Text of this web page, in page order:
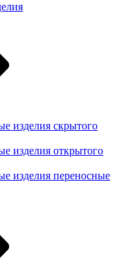
изделия скрытого
изделия открытого
изделия переносные